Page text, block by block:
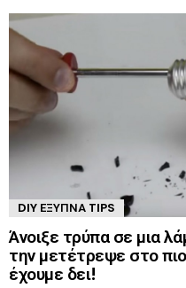
DIY ΈΞΥΠΝΑ TIPS
Άνοιξε τρύπα σε μια
την μετέτρεψε στο
έχουμε δει!